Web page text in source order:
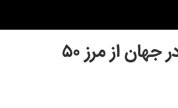
شمار مبتلایان به کرونا در جهان از مرز ۵۰